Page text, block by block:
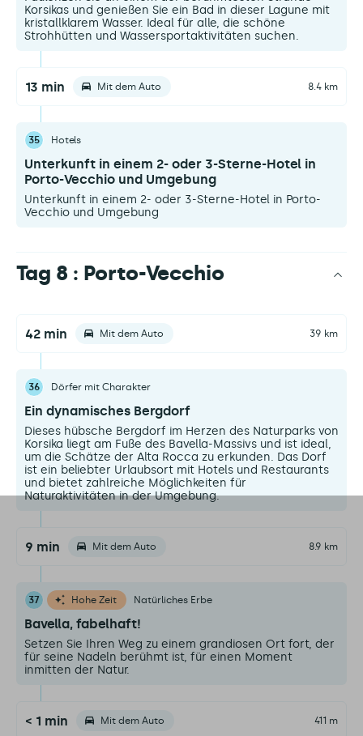
Korsikas und genießen Sie ein Bad in dieser Lagune mit
kristallklarem Wasser. Ideal für alle, die schöne
Strohhütten und Wassersportaktivitäten suchen.
13 min Mit dem Auto 8.4 km
35 Hotels
Unterkunft in einem 2- oder 3-Sterne-Hotel in
Porto-Vecchio und Umgebung
Unterkunft in einem 2- oder 3-Sterne-Hotel in Porto-
Vecchio und Umgebung
Tag 8 : Porto-Vecchio
42 min Mit dem Auto 39 km
36 Dörfer mit Charakter
Ein dynamisches Bergdorf
Dieses hübsche Bergdorf im Herzen des Naturparks von
Korsika liegt am Fuße des Bavella-Massivs und ist ideal,
um die Schätze der Alta Rocca zu erkunden. Das Dorf
ist ein beliebter Urlaubsort mit Hotels und Restaurants
und bietet zahlreiche Möglichkeiten für
Naturaktivitäten in der Umgebung.
9 min Mit dem Auto 8.9 km
37 Hohe Zeit Natürliches Erbe
Bavella, fabelhaft!
Setzen Sie Ihren Weg zu einem grandiosen Ort fort, der
für seine Nadeln berühmt ist, für einen Moment
inmitten der Natur.
< 1 min Mit dem Auto 411 m